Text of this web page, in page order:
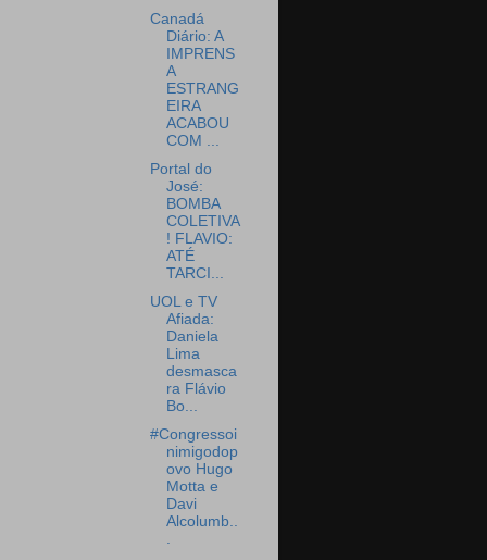
Canadá
Diário: A
IMPRENS
A
ESTRANG
EIRA
ACABOU
COM ...
Portal do
José:
BOMBA
COLETIVA
! FLAVIO:
ATÉ
TARCI...
UOL e TV
Afiada:
Daniela
Lima
desmasca
ra Flávio
Bo...
#Congressoi
nimigodop
ovo Hugo
Motta e
Davi
Alcolumb..
.